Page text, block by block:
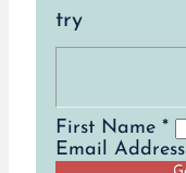
try
First Name *
Email